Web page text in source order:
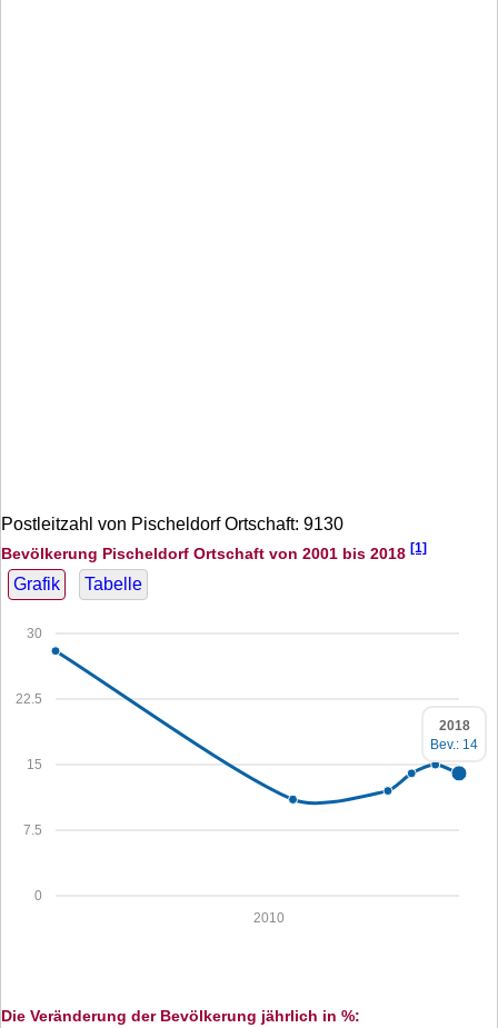
Postleitzahl von Pischeldorf Ortschaft: 9130
Bevölkerung Pischeldorf Ortschaft von 2001 bis 2018 [1]
Grafik Tabelle
0
7.5
15
22.5
30
2010
2018
Bev.: 14
Die Veränderung der Bevölkerung jährlich in %: